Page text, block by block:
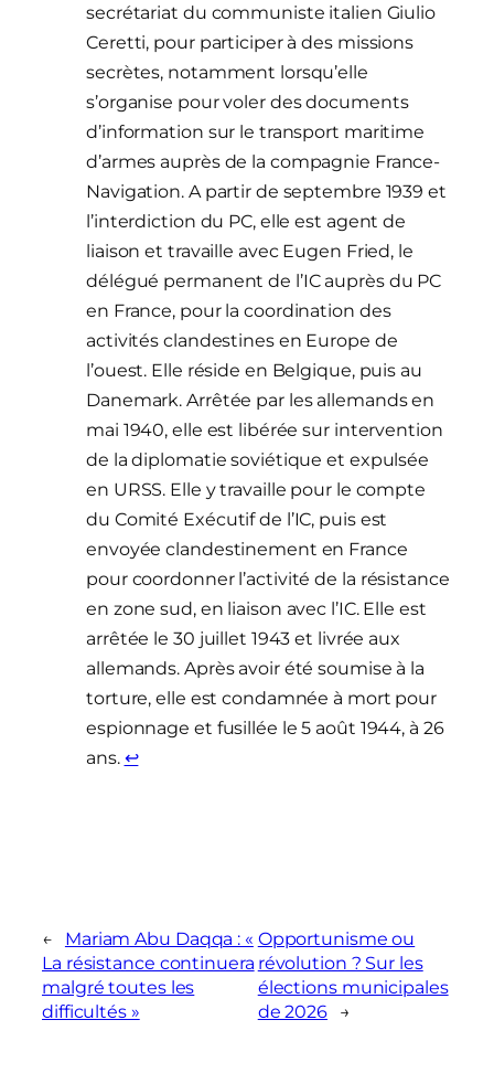
secrétariat du communiste italien Giulio
Ceretti, pour participer à des missions
secrètes, notamment lorsqu’elle
s’organise pour voler des documents
d’information sur le transport maritime
d’armes auprès de la compagnie France-
Navigation. A partir de septembre 1939 et
l’interdiction du PC, elle est agent de
liaison et travaille avec Eugen Fried, le
délégué permanent de l’IC auprès du PC
en France, pour la coordination des
activités clandestines en Europe de
l’ouest. Elle réside en Belgique, puis au
Danemark. Arrêtée par les allemands en
mai 1940, elle est libérée sur intervention
de la diplomatie soviétique et expulsée
en URSS. Elle y travaille pour le compte
du Comité Exécutif de l’IC, puis est
envoyée clandestinement en France
pour coordonner l’activité de la résistance
en zone sud, en liaison avec l’IC. Elle est
arrêtée le 30 juillet 1943 et livrée aux
allemands. Après avoir été soumise à la
torture, elle est condamnée à mort pour
espionnage et fusillée le 5 août 1944, à 26
ans. ↩︎
←
Mariam Abu Daqqa : «
La résistance continuera
malgré toutes les
difficultés »
Opportunisme ou
révolution ? Sur les
élections municipales
de 2026
→